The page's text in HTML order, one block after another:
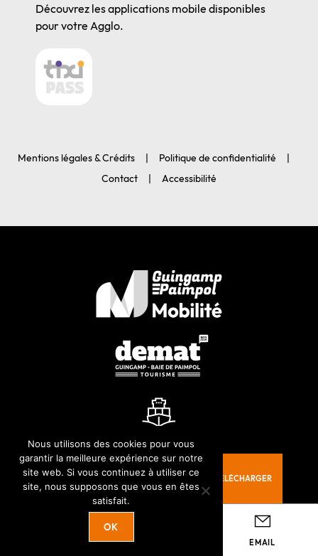
ACCÈS EMAIL
À TÉLÉCHARGER
Découvrez les applications mobile disponibles
pour votre Agglo.
Mentions légales & Crédits
Politique de confidentialité
Contact
Accessibilité
Nous utilisons des cookies pour vous
garantir la meilleure expérience sur notre
site web. Si vous continuez à utiliser ce
site, nous supposons que vous en êtes
satisfait.
OK